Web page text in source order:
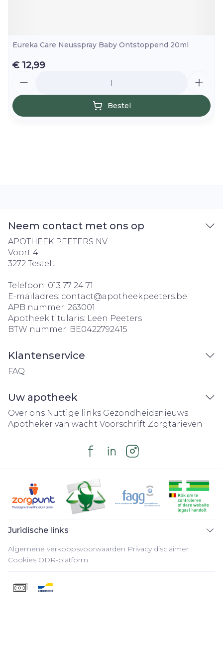
Eureka Care Neusspray Baby Ontstoppend 20ml
€ 12,99
Bestel
Neem contact met ons op
APOTHEEK PEETERS NV
Voort 4
3272 Testelt
Telefoon: 013 77 24 71
E-mailadres: contact@apotheekpeeters.be
APB nummer: 263001
Apotheek titularis: Leen Peeters
BTW nummer: BE0422792415
Klantenservice
FAQ
Uw apotheek
Over ons Nuttige links Gezondheidsnieuws
Apotheker van wacht Voorschrift Zorgtarieven
Juridische links
Algemene verkoopsvoorwaarden Privacy disclaimer
Cookies ODR-platform